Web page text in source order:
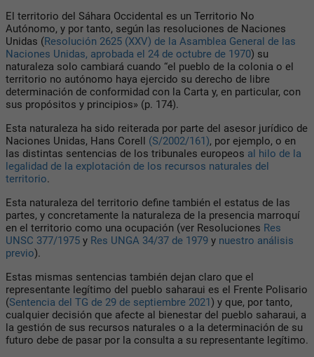
El territorio del Sáhara Occidental es un Territorio No
Autónomo, y por tanto, según las resoluciones de Naciones
Unidas (Resolución 2625 (XXV) de la Asamblea General de las
Naciones Unidas, aprobada el 24 de octubre de 1970) su
naturaleza solo cambiará cuando “el pueblo de la colonia o el
territorio no autónomo haya ejercido su derecho de libre
determinación de conformidad con la Carta y, en particular, con
sus propósitos y principios» (p. 174).
Esta naturaleza ha sido reiterada por parte del asesor jurídico de
Naciones Unidas, Hans Corell (S/2002/161), por ejemplo, o en
las distintas sentencias de los tribunales europeos al hilo de la
legalidad de la explotación de los recursos naturales del
territorio.
Esta naturaleza del territorio define también el estatus de las
partes, y concretamente la naturaleza de la presencia marroquí
en el territorio como una ocupación (ver Resoluciones Res
UNSC 377/1975 y Res UNGA 34/37 de 1979 y nuestro análisis
previo).
Estas mismas sentencias también dejan claro que el
representante legítimo del pueblo saharaui es el Frente Polisario
(Sentencia del TG de 29 de septiembre 2021) y que, por tanto,
cualquier decisión que afecte al bienestar del pueblo saharaui, a
la gestión de sus recursos naturales o a la determinación de su
futuro debe de pasar por la consulta a su representante legítimo.